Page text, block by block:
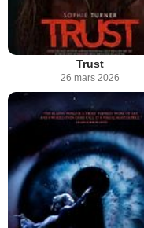
Trust
26 mars 2026